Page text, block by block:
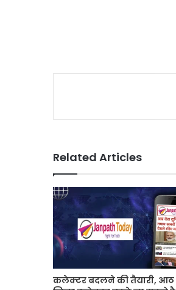
Related Articles
कलेक्टर बदलने की तैयारी, आठ